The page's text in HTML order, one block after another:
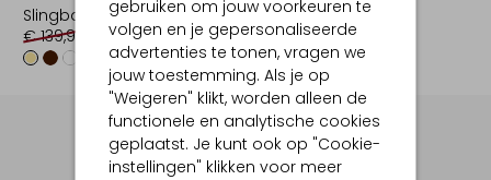
gebruiken om jouw voorkeuren te
volgen en je gepersonaliseerde
advertenties te tonen, vragen we
jouw toestemming. Als je op
"Weigeren" klikt, worden alleen de
functionele en analytische cookies
geplaatst. Je kunt ook op "Cookie-
instellingen" klikken voor meer
Slingbacks
€ 139,99
€ 69,99
Loafers
€ 149,99 € 74,99